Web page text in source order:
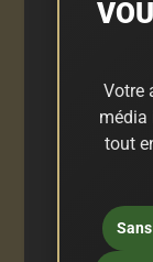
Votre
média
tout